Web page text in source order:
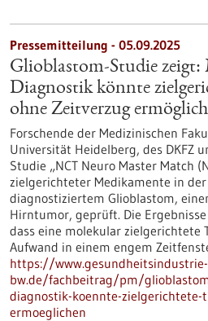
Pressemitteilung - 05.09.2025
Glioblastom-Studie zeigt:
Diagnostik könnte
ohne Zeitverzug
Forschende der Medizinischen
Universität Heidelberg, des DKFZ
Studie „NCT Neuro Master Match
zielgerichteter Medikamente in
diagnostiziertem Glioblastom,
Hirntumor, geprüft. Die
dass eine molekular zielgerichtete
Aufwand in einem engem
https://www.gesundheitsindustrie-
bw.de/fachbeitrag/pm/
diagnostik-koennte-zielgerichtete-
ermoeglichen